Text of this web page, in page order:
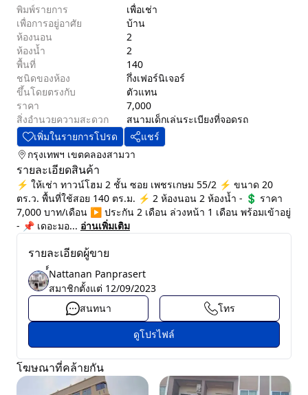
พิมพ์รายการ
เพื่อเช่า
เพื่อการอยู่อาศัย
บ้าน
ห้องนอน
2
ห้องน้ำ
2
พื้นที่
140
ชนิดของห้อง
กึ่งเฟอร์นิเจอร์
ขึ้นโดยตรงกับ
ตัวแทน
ราคา
7,000
สิ่งอำนวยความสะดวก
สนามเด็กเล่นระเบียงที่จอดรถ
เพิ่มในรายการโปรด
แชร์
กรุงเทพฯ เขตคลองสามวา
รายละเอียดสินค้า
⚡ ให้เช่า ทาวน์โฮม 2 ชั้น ซอย เพชรเกษม 55/2 ⚡ ขนาด 20
ตร.ว. พื้นที่ใช้สอย 140 ตร.ม. ⚡ 2 ห้องนอน 2 ห้องน้ำ - 💲 ราคา
7,000 บาท/เดือน ▶️ ประกัน 2 เดือน ล่วงหน้า 1 เดือน พร้อมเข้าอยู่
- 📌 เดอะมอ... อ่านเพิ่มเติม
รายละเอียดผู้ขาย
์์Nattanan Panprasert
สมาชิกตั้งแต่ 12/09/2023
สนทนา
โทร
ดูโปรไฟล์
โฆษณาที่คล้ายกัน